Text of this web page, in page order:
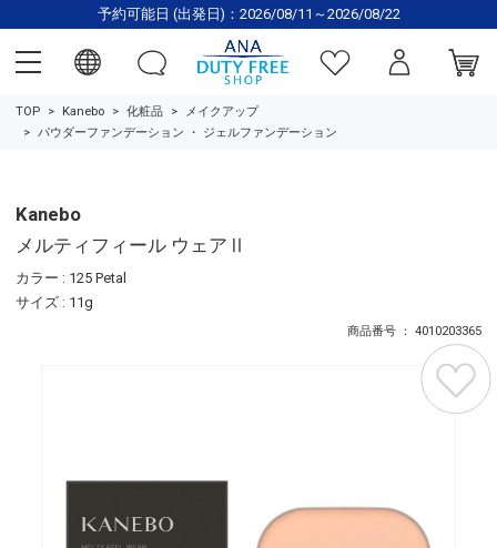
予約可能日 (出発日)：2026/08/11～2026/08/22
TOP Kanebo 化粧品
メイクアップ
パウダーファンデーション ・ ジェルファンデーション
Kanebo
メルティフィール ウェアⅡ
カラー : 125 Petal
サイズ : 11g
商品番号 ： 4010203365